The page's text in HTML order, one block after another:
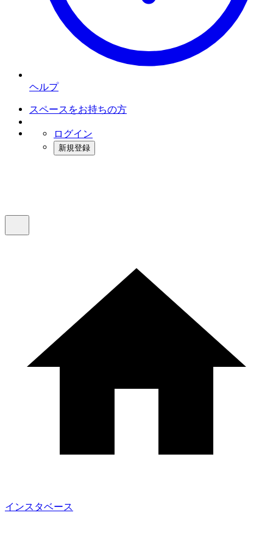
ヘルプ
スペースをお持ちの方
ログイン
新規登録
インスタベース